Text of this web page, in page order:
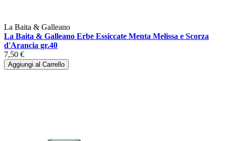
La Baita & Galleano
La Baita & Galleano Erbe Essiccate Menta Melissa e Scorza
d'Arancia gr.40
7,50 €
Aggiungi al Carrello